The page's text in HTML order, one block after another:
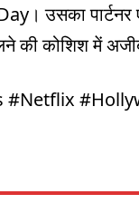
उसका पार्टनर
कोशिश में
#Netflix